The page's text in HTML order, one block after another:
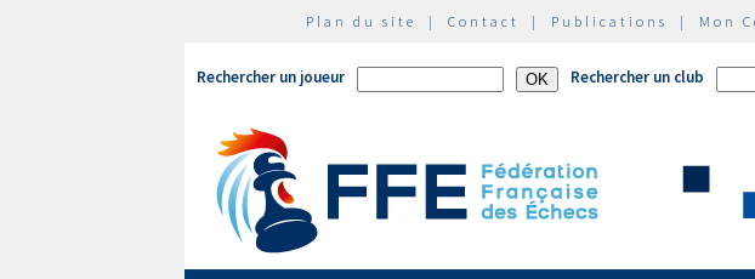
Plan du site | Contact | Publications | Mon
Rechercher un joueur Rechercher un club